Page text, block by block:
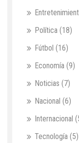
Política (18)
Fútbol (16)
Economía (9)
Noticias (7)
Nacional (6)
Internacional
Tecnología (5)